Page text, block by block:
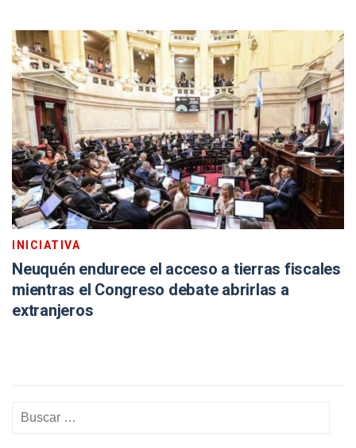
INICIATIVA
Neuquén endurece el acceso a tierras fiscales
mientras el Congreso debate abrirlas a
extranjeros